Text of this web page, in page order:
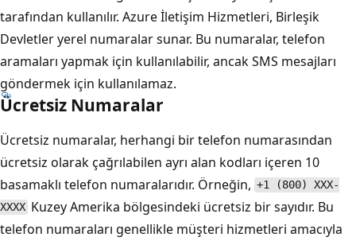
tarafından kullanılır. Azure İletişim Hizmetleri, Birleşik
Devletler yerel numaralar sunar. Bu numaralar, telefon
aramaları yapmak için kullanılabilir, ancak SMS mesajları
göndermek için kullanılamaz.
Ücretsiz Numaralar
Ücretsiz numaralar, herhangi bir telefon numarasından
ücretsiz olarak çağrılabilen ayrı alan kodları içeren 10
basamaklı telefon numaralarıdır. Örneğin, +1 (800) XXX-
XXXX Kuzey Amerika bölgesindeki ücretsiz bir sayıdır. Bu
telefon numaraları genellikle müşteri hizmetleri amacıyla